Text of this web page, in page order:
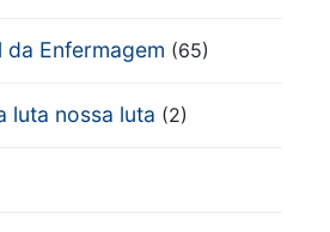
da Enfermagem (65)
luta nossa luta (2)